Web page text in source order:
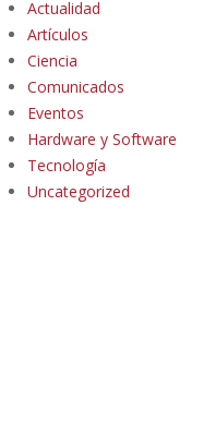
Actualidad
Artículos
Ciencia
Comunicados
Eventos
Hardware y Software
Tecnología
Uncategorized